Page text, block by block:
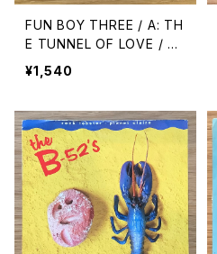
FUN BOY THREE / A: TH
E TUNNEL OF LOVE / B:
THE LUNACY LEGACY
¥1,540